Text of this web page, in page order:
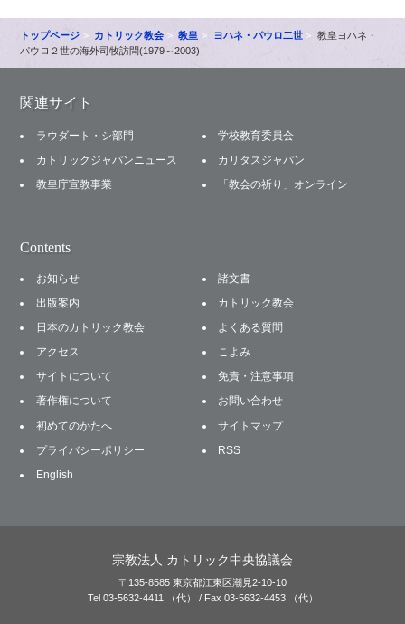
トップページ カトリック教会 教皇 ヨハネ・パウロ二世
教皇ヨハネ・
パウロ２世の海外司牧訪問(1979～2003)
関連サイト
ラウダート・シ部門
学校教育委員会
カトリックジャパンニュース
カリタスジャパン
教皇庁宣教事業
「教会の祈り」オンライン
Contents
お知らせ
諸文書
出版案内
カトリック教会
日本のカトリック教会
よくある質問
アクセス
こよみ
サイトについて
免責・注意事項
著作権について
お問い合わせ
初めてのかたへ
サイトマップ
プライバシーポリシー
RSS
English
宗教法人 カトリック中央協議会
〒135-8585 東京都江東区潮見2-10-10
Tel 03-5632-4411 （代） / Fax 03-5632-4453 （代）